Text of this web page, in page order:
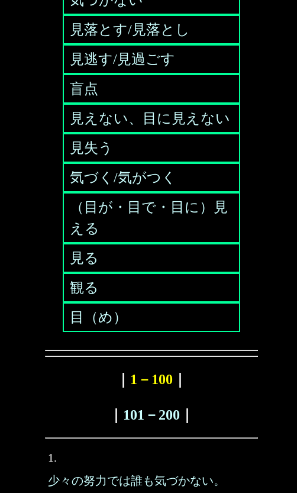
見落とす/見落とし
見逃す/見過ごす
盲点
見えない、目に見えない
見失う
気づく/気がつく
（目が・目で・目に）見
える
見る
観る
目（め）
1－100
101－200
1.
少々の努力では誰も気づかない。